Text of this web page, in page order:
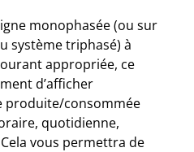
monophasée (ou sur
système triphasé) à
appropriée, ce
d’afficher
produite/consommée
quotidienne,
vous permettra de